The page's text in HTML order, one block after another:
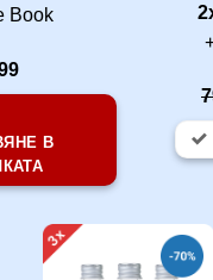
Book
В